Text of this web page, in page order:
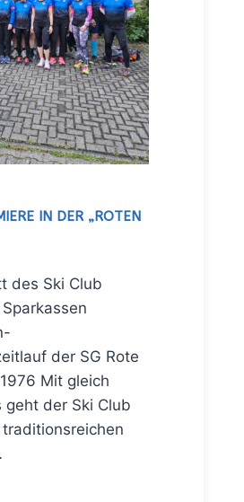
IN DER „ROTEN
des Ski Club
der SG Rote
Mit gleich
geht der Ski Club